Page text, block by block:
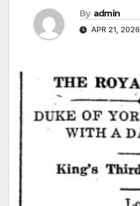
By admin
APR 21, 2026